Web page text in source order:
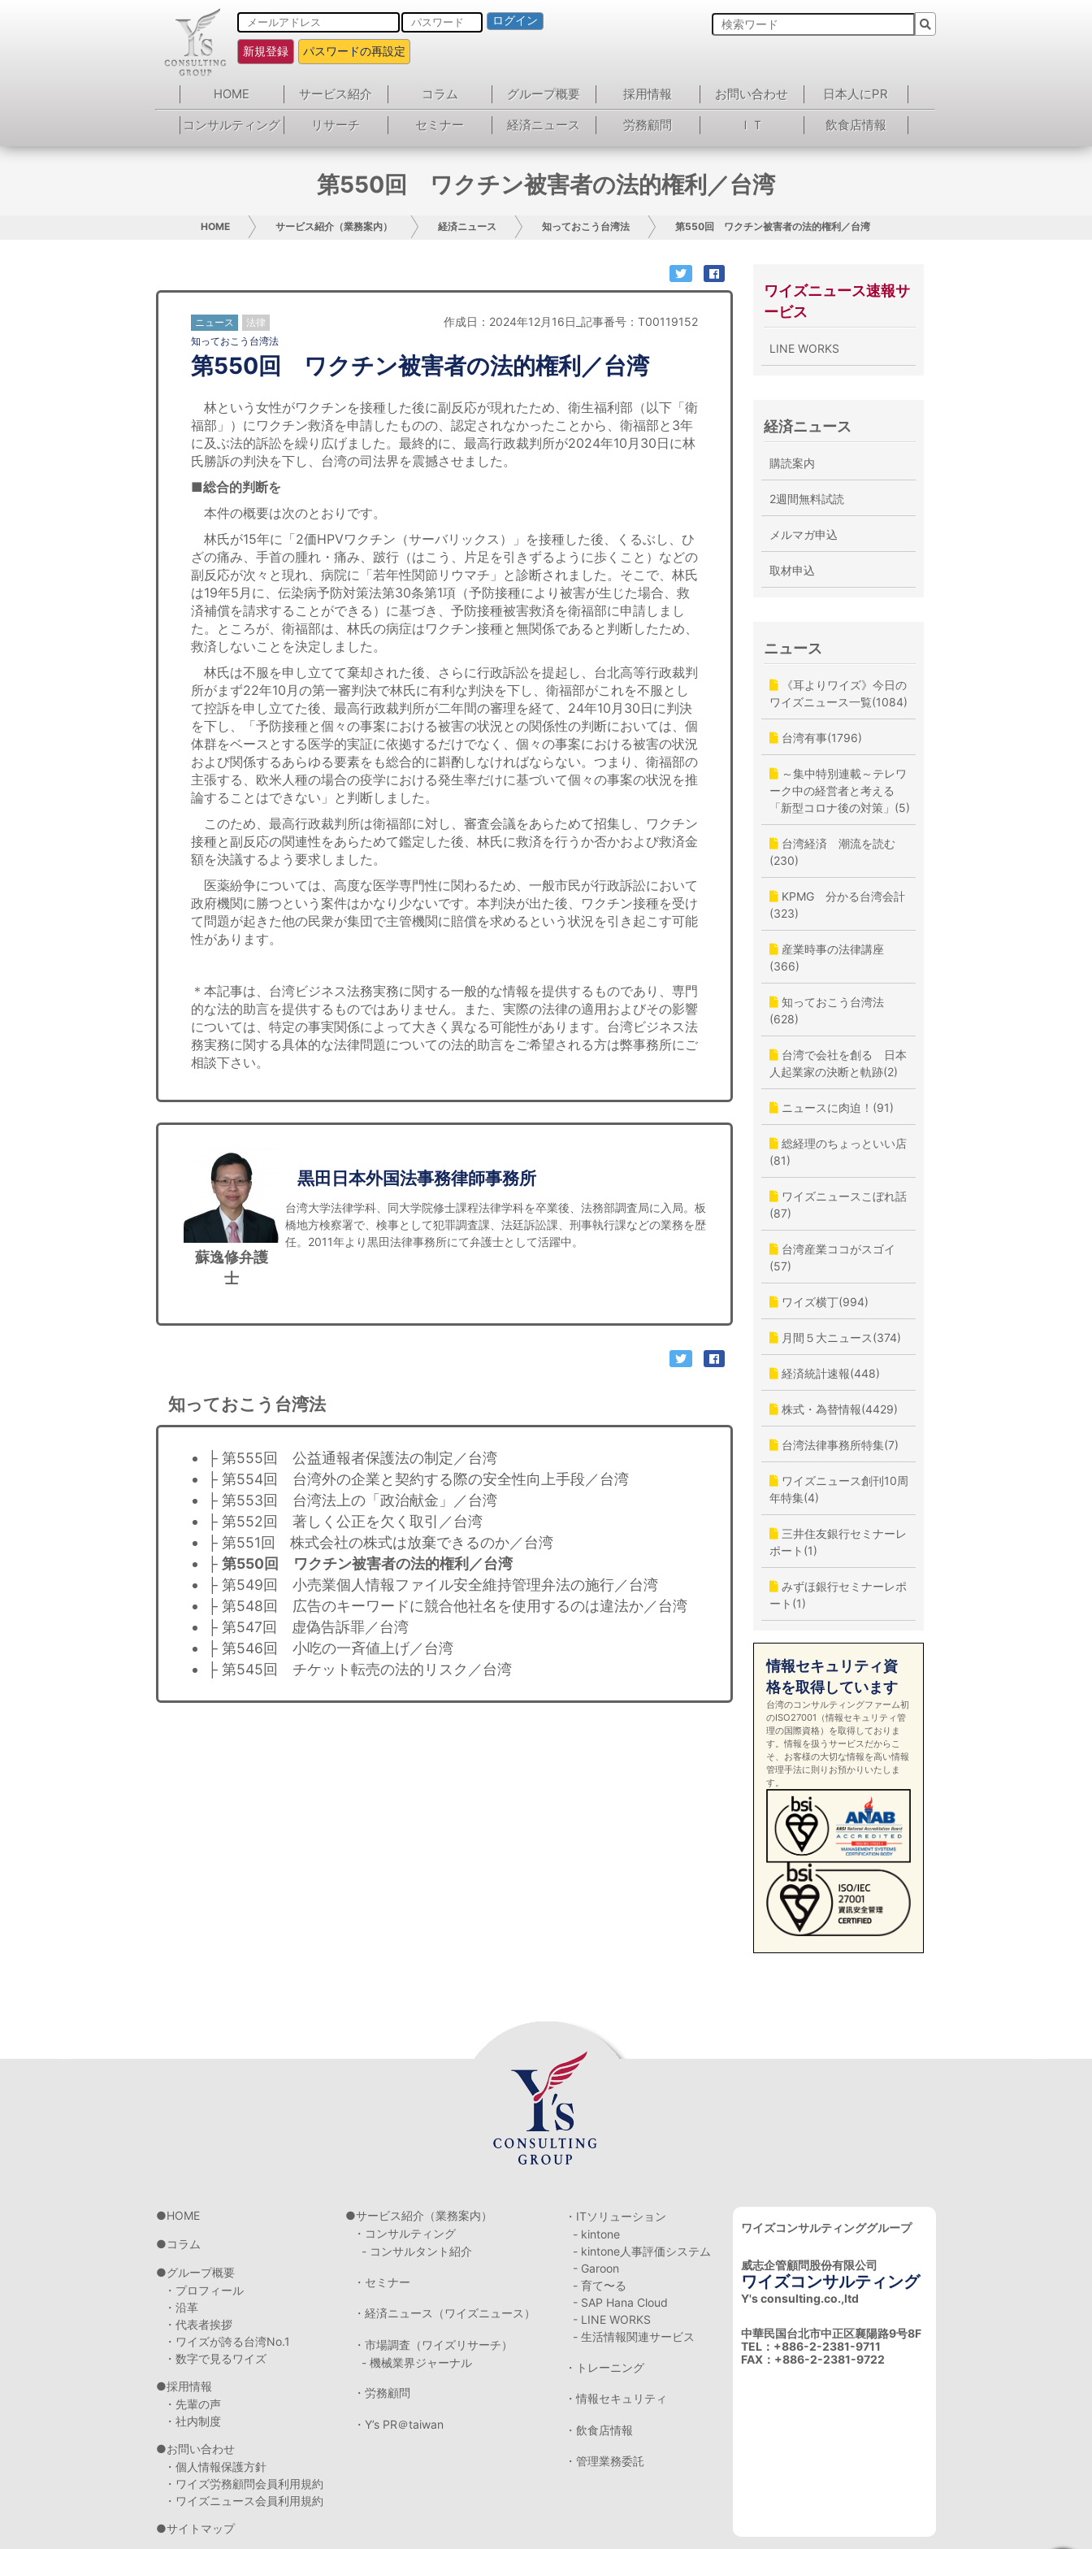
ログイン
新規登録 パスワードの再設定
HOME サービス紹介 コラム グループ概要 採用情報 お問い合わせ
日本人にPR
コンサルティング
リサーチ セミナー 経済ニュース 労務顧問 ＩＴ 飲食店情報
第550回 ワクチン被害者の法的権利／台湾
HOME サービス紹介（業務案内） 経済ニュース 知っておこう台湾法 第550回 ワクチン被害者の法的権利／台湾
ニュース 法律 作成日：2024年12月16日_記事番号：T00119152
知っておこう台湾法
第550回 ワクチン被害者の法的権利／台湾
林という女性がワクチンを接種した後に副反応が現れたため、衛生福利部（以下「衛
福部」）にワクチン救済を申請したものの、認定されなかったことから、衛福部と3年
に及ぶ法的訴訟を繰り広げました。最終的に、最高行政裁判所が2024年10月30日に林
氏勝訴の判決を下し、台湾の司法界を震撼させました。
■総合的判断を
本件の概要は次のとおりです。
林氏が15年に「2価HPVワクチン（サーバリックス）」を接種した後、くるぶし、ひ
ざの痛み、手首の腫れ・痛み、跛行（はこう、片足を引きずるように歩くこと）などの
副反応が次々と現れ、病院に「若年性関節リウマチ」と診断されました。そこで、林氏
は19年5月に、伝染病予防対策法第30条第1項（予防接種により被害が生じた場合、救
済補償を請求することができる）に基づき、予防接種被害救済を衛福部に申請しまし
た。ところが、衛福部は、林氏の病症はワクチン接種と無関係であると判断したため、
救済しないことを決定しました。
林氏は不服を申し立てて棄却された後、さらに行政訴訟を提起し、台北高等行政裁判
所がまず22年10月の第一審判決で林氏に有利な判決を下し、衛福部がこれを不服とし
て控訴を申し立てた後、最高行政裁判所が二年間の審理を経て、24年10月30日に判決
を下し、「予防接種と個々の事案における被害の状況との関係性の判断においては、個
体群をベースとする医学的実証に依拠するだけでなく、個々の事案における被害の状況
および関係するあらゆる要素をも総合的に斟酌しなければならない。つまり、衛福部の
主張する、欧米人種の場合の疫学における発生率だけに基づいて個々の事案の状況を推
論することはできない」と判断しました。
このため、最高行政裁判所は衛福部に対し、審査会議をあらためて招集し、ワクチン
接種と副反応の関連性をあらためて鑑定した後、林氏に救済を行うか否かおよび救済金
額を決議するよう要求しました。
医薬紛争については、高度な医学専門性に関わるため、一般市民が行政訴訟において
政府機関に勝つという案件はかなり少ないです。本判決が出た後、ワクチン接種を受け
て問題が起きた他の民衆が集団で主管機関に賠償を求めるという状況を引き起こす可能
性があります。
＊本記事は、台湾ビジネス法務実務に関する一般的な情報を提供するものであり、専門
的な法的助言を提供するものではありません。また、実際の法律の適用およびその影響
については、特定の事実関係によって大きく異なる可能性があります。台湾ビジネス法
務実務に関する具体的な法律問題についての法的助言をご希望される方は弊事務所にご
相談下さい。
蘇逸修弁護
士
黒田日本外国法事務律師事務所
台湾大学法律学科、同大学院修士課程法律学科を卒業後、法務部調査局に入局。板
橋地方検察署で、検事として犯罪調査課、法廷訴訟課、刑事執行課などの業務を歴
任。2011年より黒田法律事務所にて弁護士として活躍中。
知っておこう台湾法
├ 第555回 公益通報者保護法の制定／台湾
├ 第554回 台湾外の企業と契約する際の安全性向上手段／台湾
├ 第553回 台湾法上の「政治献金」／台湾
├ 第552回 著しく公正を欠く取引／台湾
├ 第551回 株式会社の株式は放棄できるのか／台湾
├ 第550回 ワクチン被害者の法的権利／台湾
├ 第549回 小売業個人情報ファイル安全維持管理弁法の施行／台湾
├ 第548回 広告のキーワードに競合他社名を使用するのは違法か／台湾
├ 第547回 虚偽告訴罪／台湾
├ 第546回 小吃の一斉値上げ／台湾
├ 第545回 チケット転売の法的リスク／台湾
ワイズニュース速報サ
ービス
LINE WORKS
経済ニュース
購読案内
2週間無料試読
メルマガ申込
取材申込
ニュース
《耳よりワイズ》今日の
ワイズニュース一覧(1084)
台湾有事(1796)
～集中特別連載～テレワ
ーク中の経営者と考える
「新型コロナ後の対策」(5)
台湾経済 潮流を読む
(230)
KPMG 分かる台湾会計
(323)
産業時事の法律講座
(366)
知っておこう台湾法
(628)
台湾で会社を創る 日本
人起業家の決断と軌跡(2)
ニュースに肉迫！(91)
総経理のちょっといい店
(81)
ワイズニュースこぼれ話
(87)
台湾産業ココがスゴイ
(57)
ワイズ横丁(994)
月間５大ニュース(374)
経済統計速報(448)
株式・為替情報(4429)
台湾法律事務所特集(7)
ワイズニュース創刊10周
年特集(4)
三井住友銀行セミナーレ
ポート(1)
みずほ銀行セミナーレポ
ート(1)
情報セキュリティ資
格を取得しています
台湾のコンサルティングファーム初
のISO27001（情報セキュリティ管
理の国際資格）を取得しておりま
す。情報を扱うサービスだからこ
そ、お客様の大切な情報を高い情報
管理手法に則りお預かりいたしま
す。
HOME
コラム
グループ概要
・プロフィール
・沿革
・代表者挨拶
・ワイズが誇る台湾No.1
・数字で見るワイズ
採用情報
・先輩の声
・社内制度
お問い合わせ
・個人情報保護方針
・ワイズ労務顧問会員利用規約
・ワイズニュース会員利用規約
サイトマップ
サービス紹介（業務案内）
・コンサルティング
- コンサルタント紹介
・セミナー
・経済ニュース（ワイズニュース）
・市場調査（ワイズリサーチ）
- 機械業界ジャーナル
・労務顧問
・Y’s PR＠taiwan
・ITソリューション
- kintone
- kintone人事評価システム
- Garoon
- 育て〜る
- SAP Hana Cloud
- LINE WORKS
- 生活情報関連サービス
・トレーニング
・情報セキュリティ
・飲食店情報
・管理業務委託
ワイズコンサルティンググループ
威志企管顧問股份有限公司
ワイズコンサルティング
Y's consulting.co.,ltd
中華民国台北市中正区襄陽路9号8F
TEL：+886-2-2381-9711
FAX：+886-2-2381-9722